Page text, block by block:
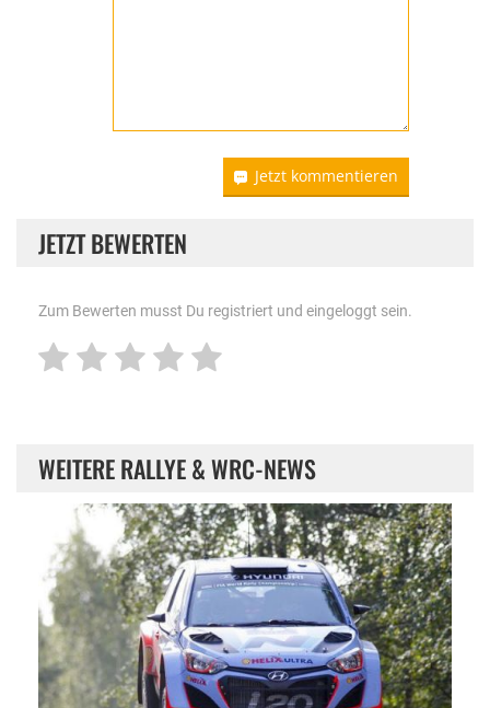
Jetzt kommentieren
JETZT BEWERTEN
Zum Bewerten musst Du registriert und eingeloggt sein.
WEITERE RALLYE & WRC-NEWS